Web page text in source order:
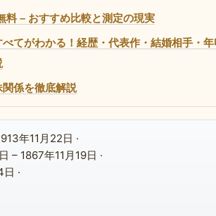
料 – おすすめ比較と測定の現実
べてがわかる！経歴・代表作・結婚相手・
係を徹底解説
年11月22日 ·
– 1867年11月19日 ·
·